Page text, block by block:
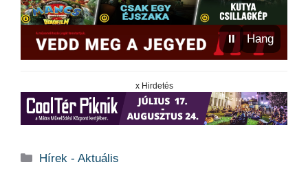
⏸ Hang
x Hirdetés
Kategória
Hírek - Aktuális